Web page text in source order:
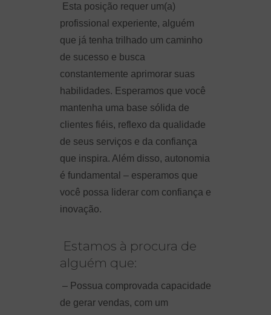
Esta posição requer um(a)
profissional experiente, alguém
que já tenha trilhado um caminho
de sucesso e busca
constantemente aprimorar suas
habilidades. Esperamos que você
mantenha uma base sólida de
clientes fiéis, reflexo da qualidade
de seus serviços e da confiança
que inspira. Além disso, autonomia
é fundamental – esperamos que
você possa liderar com confiança e
inovação.
Estamos à procura de
alguém que:
– Possua comprovada capacidade
de gerar vendas, com um